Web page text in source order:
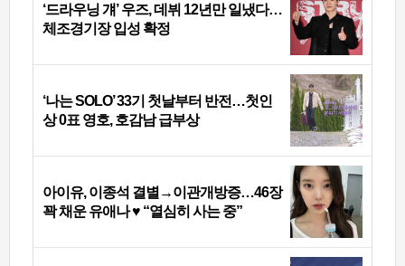
‘드라우닝 걔’ 우즈, 데뷔 12년만 일냈다…
체조경기장 입성 확정
‘나는 SOLO’ 33기 첫날부터 반전…첫인
상 0표 영호, 호감남 급부상
아이유, 이종석 결별→이관개방증…46장
꽉 채운 유애나 ♥ “열심히 사는 중”